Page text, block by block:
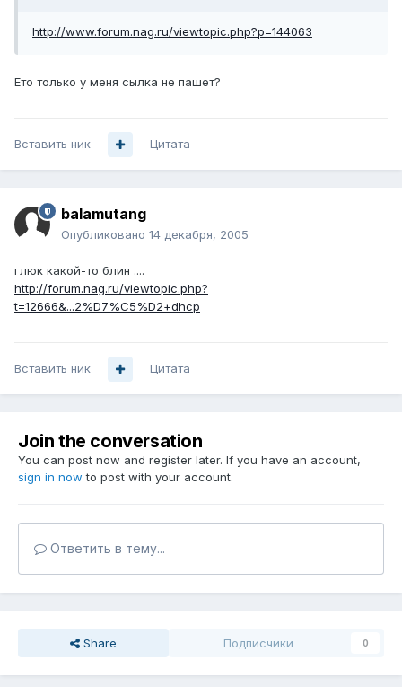
http://www.forum.nag.ru/viewtopic.php?p=144063
Ето только у меня сылка не пашет?
Вставить ник Цитата
balamutang
Опубликовано 14 декабря, 2005
глюк какой-то блин ....
http://forum.nag.ru/viewtopic.php?
t=12666&...2%D7%C5%D2+dhcp
Вставить ник Цитата
Join the conversation
You can post now and register later. If you have an account,
sign in now to post with your account.
Ответить в тему...
Share Подписчики 0